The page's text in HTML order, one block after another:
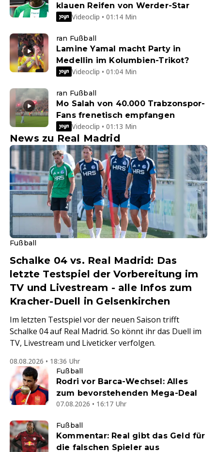
klauen Reifen von Werder-Star
Videoclip • 01:14 Min
ran Fußball
Lamine Yamal macht Party in
Medellin im Kolumbien-Trikot?
Videoclip • 01:04 Min
ran Fußball
Mo Salah von 40.000 Trabzonspor-
Fans frenetisch empfangen
Videoclip • 01:13 Min
News zu Real Madrid
Fußball
Schalke 04 vs. Real Madrid: Das
letzte Testspiel der Vorbereitung im
TV und Livestream - alle Infos zum
Kracher-Duell in Gelsenkirchen
Im letzten Testspiel vor der neuen Saison trifft
Schalke 04 auf Real Madrid. So könnt ihr das Duell im
TV, Livestream und Liveticker verfolgen.
08.08.2026 • 18:36 Uhr
Fußball
Rodri vor Barca-Wechsel: Alles
zum bevorstehenden Mega-Deal
07.08.2026 • 16:17 Uhr
Fußball
Kommentar: Real gibt das Geld für
die falschen Spieler aus